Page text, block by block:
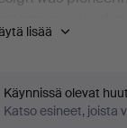
also present the
examples
Else & Paul
lisää
Käynnissä olevat
Katso esineet, joista